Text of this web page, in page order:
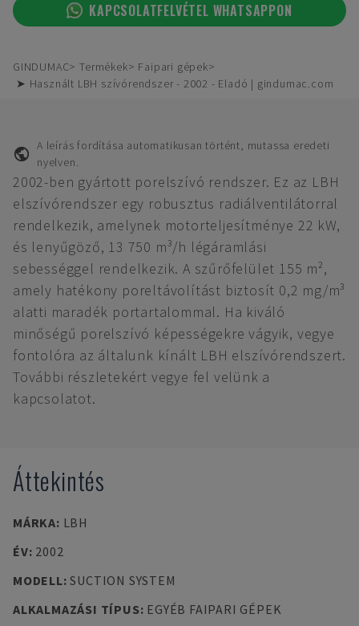
KAPCSOLATFELVÉTEL WHATSAPPON
GINDUMAC Termékek
Faipari gépek
➤ Használt LBH szívórendszer - 2002 - Eladó | gindumac.com
A leírás fordítása automatikusan történt, mutassa eredeti
nyelven.
2002-ben gyártott porelszívó rendszer. Ez az LBH
elszívórendszer egy robusztus radiálventilátorral
rendelkezik, amelynek motorteljesítménye 22 kW,
és lenyűgöző, 13 750 m³/h légáramlási
sebességgel rendelkezik. A szűrőfelület 155 m²,
amely hatékony poreltávolítást biztosít 0,2 mg/m³
alatti maradék portartalommal. Ha kiváló
minőségű porelszívó képességekre vágyik, vegye
fontolóra az általunk kínált LBH elszívórendszert.
További részletekért vegye fel velünk a
kapcsolatot.
Áttekintés
MÁRKA: LBH
ÉV: 2002
MODELL:SUCTION SYSTEM
ALKALMAZÁSI TÍPUS: EGYÉB FAIPARI GÉPEK